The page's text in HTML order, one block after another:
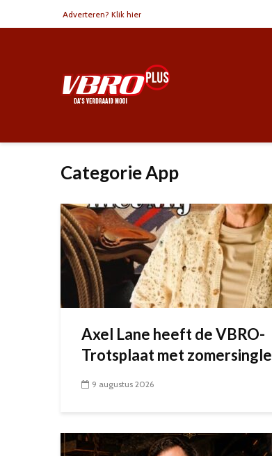
Adverteren? Klik hier
Categorie App
Axel Lane heeft de VBRO-
Trotsplaat met zomersingle
9 augustus 2026